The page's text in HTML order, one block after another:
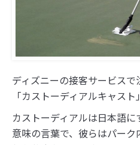
ディズニーの接客サービス
「カストーディアルキャスト
カストーディアルは日本語
意味の言葉で、彼らはパー